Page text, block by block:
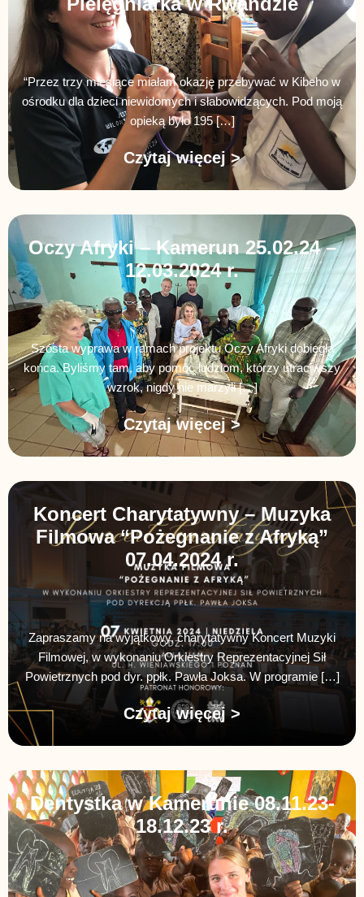
“Przez trzy miesiące miałam okazję przebywać w Kibeho w
ośrodku dla dzieci niewidomych i słabowidzących. Pod moją
opieką było 195 […]
Czytaj więcej >
Oczy Afryki – Kamerun 25.02.24 –
12.03.2024 r.
Szósta wyprawa w ramach projektu Oczy Afryki dobiegła
końca. Byliśmy tam, aby pomóc ludziom, którzy utraciwszy
wzrok, nigdy nie marzyli […]
Czytaj więcej >
Koncert Charytatywny – Muzyka
Filmowa “Pożegnanie z Afryką”
07.04.2024 r.
Zapraszamy na wyjątkowy, charytatywny Koncert Muzyki
Filmowej, w wykonaniu Orkiestry Reprezentacyjnej Sił
Powietrznych pod dyr. ppłk. Pawła Joksa. W programie […]
Czytaj więcej >
Dentystka w Kamerunie 08.11.23-
18.12.23 r.